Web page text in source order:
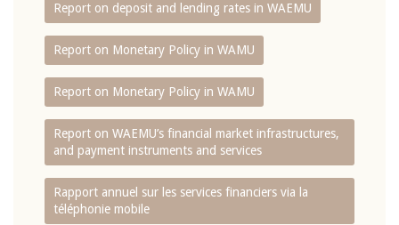
Report on deposit and lending rates in WAEMU
Report on Monetary Policy in WAMU
Report on Monetary Policy in WAMU
Report on WAEMU’s financial market infrastructures,
and payment instruments and services
Rapport annuel sur les services financiers via la
téléphonie mobile